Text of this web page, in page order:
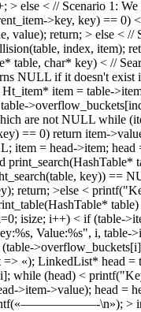
> else < // Scenario 1:
>key, key) == 0)
value); return; > else < //
index, item);
table, char* key) < //
NULL if it doesn't exist
item = table-
are not NULL while
== 0) return item-
item = head->item; head
key)) ==
return; >else <
isize; i++) < if (table-
Value:%s", i, table-
«); LinkedList* head =
while (head) <
>item->value); head =
\n»); >